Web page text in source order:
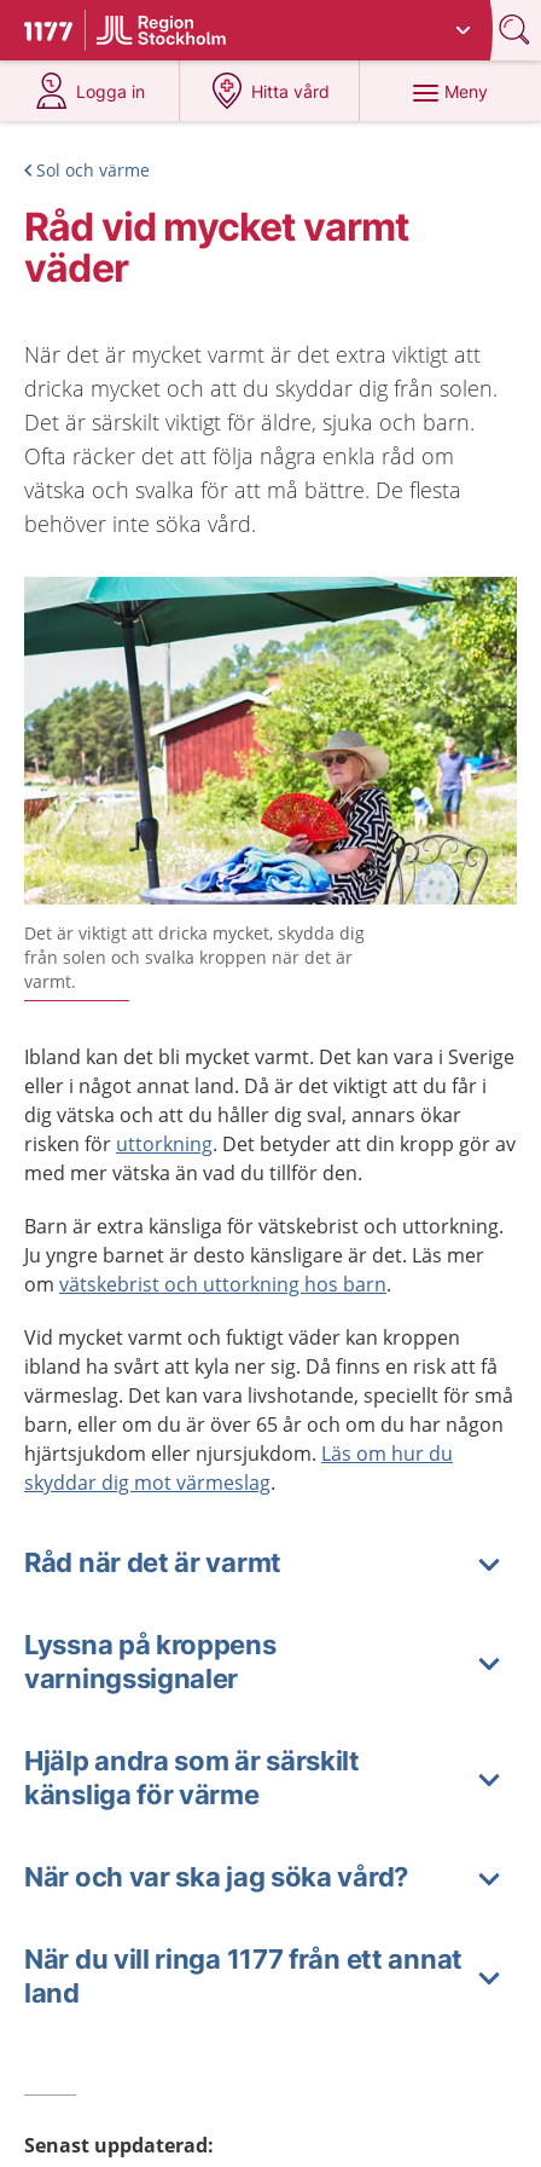
Till startsidan för 1177
Du har valt region
Logga in
på 1177.se
Hitta vård
på 1177.se
Meny
Sol och värme
Råd vid mycket varmt
väder
När det är mycket varmt är det extra viktigt att
dricka mycket och att du skyddar dig från solen.
Det är särskilt viktigt för äldre, sjuka och barn.
Ofta räcker det att följa några enkla råd om
vätska och svalka för att må bättre. De flesta
behöver inte söka vård.
Det är viktigt att dricka mycket, skydda dig
från solen och svalka kroppen när det är
varmt.
Ibland kan det bli mycket varmt. Det kan vara i Sverige
eller i något annat land. Då är det viktigt att du får i
dig vätska och att du håller dig sval, annars ökar
risken för uttorkning. Det betyder att din kropp gör av
med mer vätska än vad du tillför den.
Barn är extra känsliga för vätskebrist och uttorkning.
Ju yngre barnet är desto känsligare är det. Läs mer
om vätskebrist och uttorkning hos barn.
Vid mycket varmt och fuktigt väder kan kroppen
ibland ha svårt att kyla ner sig. Då finns en risk att få
värmeslag. Det kan vara livshotande, speciellt för små
barn, eller om du är över 65 år och om du har någon
hjärtsjukdom eller njursjukdom. Läs om hur du
skyddar dig mot värmeslag.
Råd när det är varmt
Lyssna på kroppens
varningssignaler
Hjälp andra som är särskilt
känsliga för värme
När och var ska jag söka vård?
När du vill ringa 1177 från ett annat
land
Senast uppdaterad: